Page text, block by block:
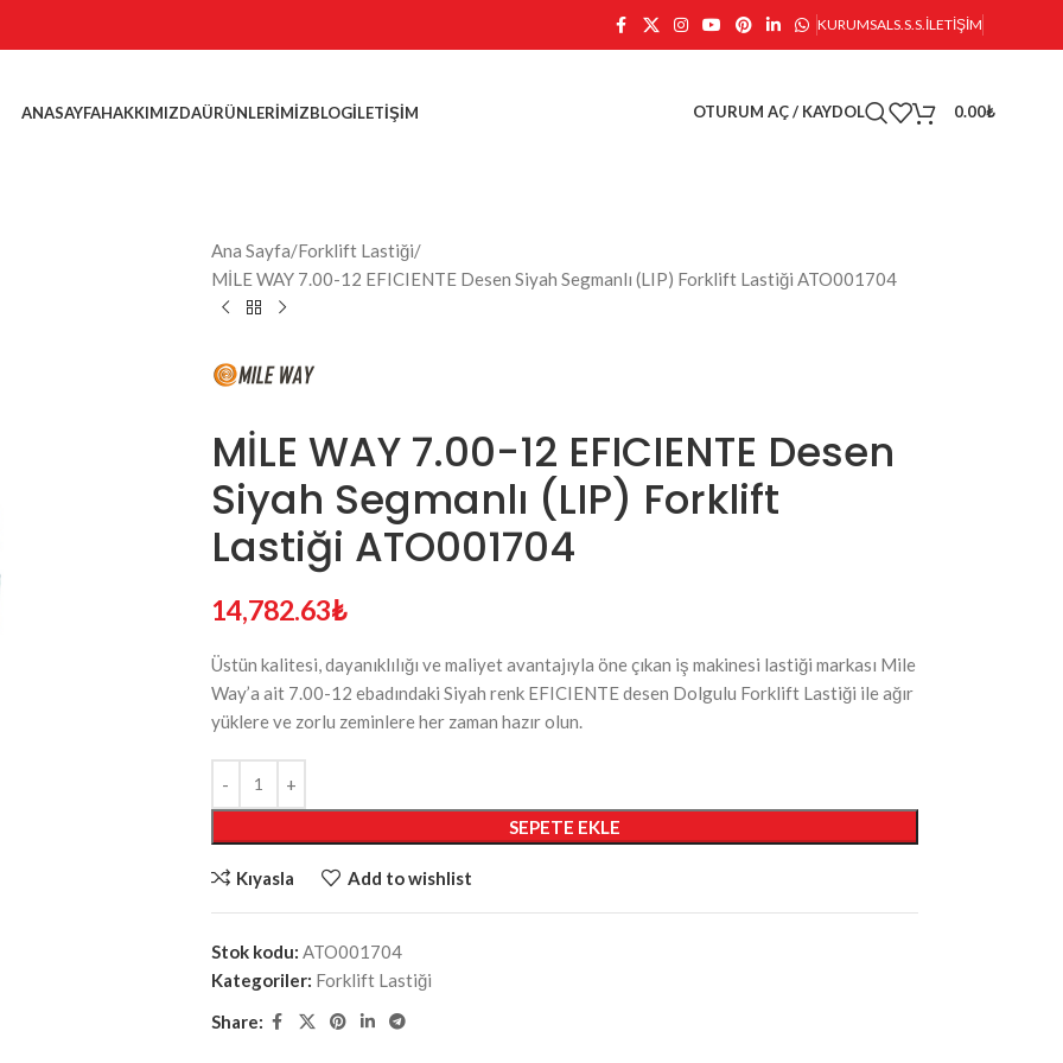
KURUMSALS.S.S.İLETIŞIM
ANASAYFAHAKKIMIZDAÜRÜNLERIMIZ
ÜRÜN KATEGORILERI
Forklift Lastiği
Havalı Set Forklift Lastiği
Loader Lastiği
BLOGİLETIŞIM OTURUM AÇ / KAYDOL 0.00₺
Ana Sayfa Forklift Lastiği
MİLE WAY 7.00-12 EFICIENTE Desen Siyah Segmanlı (LIP) Forklift Lastiği ATO001704
MİLE WAY 7.00-12 EFICIENTE Desen
Siyah Segmanlı (LIP) Forklift
Lastiği ATO001704
14,782.63₺
Üstün kalitesi, dayanıklılığı ve maliyet avantajıyla öne çıkan iş makinesi lastiği markası Mile
Way’a ait 7.00-12 ebadındaki Siyah renk EFICIENTE desen Dolgulu Forklift Lastiği ile ağır
yüklere ve zorlu zeminlere her zaman hazır olun.
SEPETE EKLE
Kıyasla Add to wishlist
Stok kodu: ATO001704
Kategoriler: Forklift Lastiği
Share: